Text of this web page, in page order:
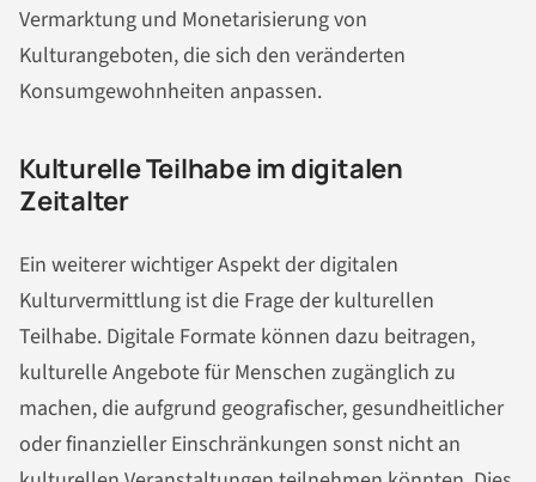
Vermarktung und Monetarisierung von
Kulturangeboten, die sich den veränderten
Konsumgewohnheiten anpassen.
Kulturelle Teilhabe im digitalen
Zeitalter
Ein weiterer wichtiger Aspekt der digitalen
Kulturvermittlung ist die Frage der kulturellen
Teilhabe. Digitale Formate können dazu beitragen,
kulturelle Angebote für Menschen zugänglich zu
machen, die aufgrund geografischer, gesundheitlicher
oder finanzieller Einschränkungen sonst nicht an